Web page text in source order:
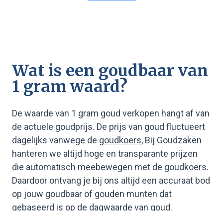
Wat is een goudbaar van
1 gram waard?
De waarde van 1 gram goud verkopen hangt af van
de actuele goudprijs. De prijs van goud fluctueert
dagelijks vanwege de goudkoers, Bij Goudzaken
hanteren we altijd hoge en transparante prijzen
die automatisch meebewegen met de goudkoers.
Daardoor ontvang je bij ons altijd een accuraat bod
op jouw goudbaar of gouden munten dat
gebaseerd is op de dagwaarde van goud.